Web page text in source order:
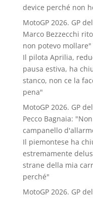
device perché non
MotoGP 2026. GP
Marco Bezzecchi
non potevo mollare"
Il pilota Aprilia,
pausa estiva, ha
stanco, non ce la
pena"
MotoGP 2026. GP
Pecco Bagnaia:
campanello
Il piemontese ha
estremamente
strane della mia
perché"
MotoGP 2026. GP